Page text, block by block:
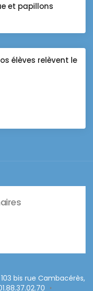
et papillons
élèves relèvent le
bis rue Cambacérès,
•